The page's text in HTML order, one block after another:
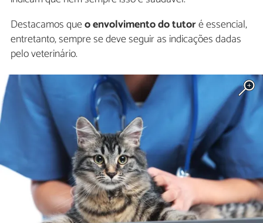
Destacamos queo envolvimento do tutoré essencial,
entretanto, sempre se deve seguir as indicações dadas
pelo veterinário.